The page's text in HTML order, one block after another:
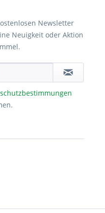
Newsletter
Neuigkeit oder Aktion